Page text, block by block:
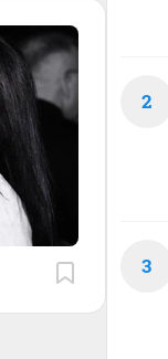
2
3